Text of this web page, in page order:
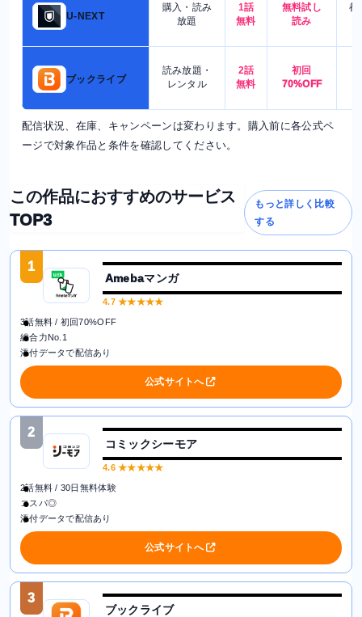
U-NEXT
購入・読み
放題
1話
無料
無料試し
読み
都
ブックライブ
読み放題・
レンタル
2話
無料
初回
70%OFF
配信状況、在庫、キャンペーンは変わります。購入前に各公式ペ
ージで対象作品と条件を確認してください。
この作品におすすめのサービス
TOP3
もっと詳しく比較
する
1
Amebaマンガ
4.7★★★★★
3話無料 / 初回70%OFF
総合力No.1
添付データで配信あり
公式サイトへ
2
コミックシーモア
4.6★★★★★
2話無料 / 30日無料体験
コスパ◎
添付データで配信あり
公式サイトへ
3
ブックライブ